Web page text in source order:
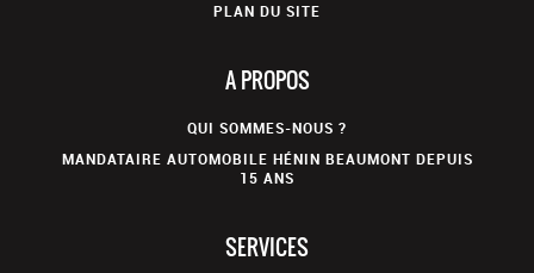
PLAN DU SITE
A PROPOS
QUI SOMMES-NOUS ?
MANDATAIRE AUTOMOBILE HÉNIN BEAUMONT DEPUIS
15 ANS
SERVICES